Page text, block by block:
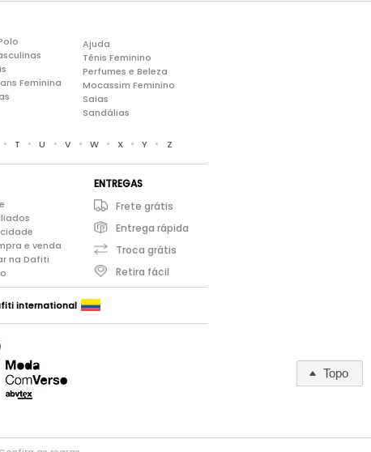
Topo
Feminina
Ajuda
Tênis Feminino
Perfumes e Beleza
Mocassim Feminino
Saias
Sandálias
• T • U • V • W • X • Y • Z
e venda
na Dafiti
ENTREGAS
Frete grátis
Entrega rápida
Troca grátis
Retira fácil
international